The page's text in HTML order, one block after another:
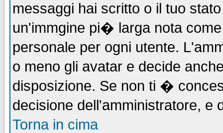
messaggi hai scritto o il tuo
un'immgine pi� larga nota
personale per ogni utente.
o meno gli avatar e decide
disposizione. Se non ti �
decisione dell'amministratore, e
Torna in cima